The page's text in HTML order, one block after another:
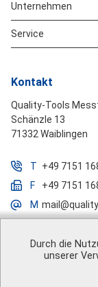
Durch die
unserer
Kontakt
Quality-Tools
Schänzle 13
71332 Waiblingen
T +49 7151
F
+49 7151
M
Unternehmen
Service